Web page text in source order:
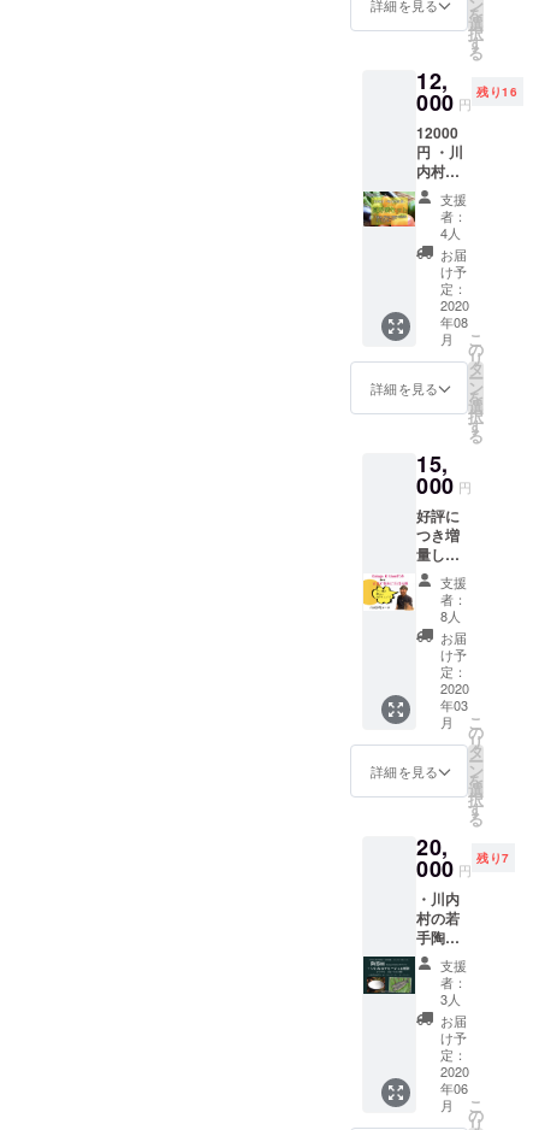
タッフ
として
る権利
の有効
期限は
2021年
5月末で
す。 ※
災害等
により
営業不
可能と
なった
場合の
払い戻
しは致
しませ
オリジ
ナルス
サンク
スレ
ターは
指定住
所へお
送りし
ます
（送料
込
み）。
※リター
ンは
2020年
2月1日
から順
けを開
始し、
2月29日
までに
お届け
しま
す。
す。 ※
2月1日
から順
けを開
始し、
2020年
2月29日
までに
お届け
しま
す。 ※
災害等
により
営業不
可能と
場合の
払い戻
ん。
クいわ
な）、
お店で
ご使用
いただ
ける
4000円
分の商
品券、
オリジ
ナルス
テッ
カー、
心を込
めたサ
ンクス
レター
指定住
所へお
送りし
ます
（送料
込
み）。
※出店情
報はあ
らかじ
めお店
のSNS
よりご
確認く
ださ
商品券
の有効
5月末ま
でで
す。 ※
リター
ンは
2020年
2月1日
から順
次お届
けを開
始し、
2020年
2月29日
までに
お届け
券 ・オ
リジナ
テッ
カー ・
サンク
スレ
ター 福
島県田
村市の
クラフ
トビー
ル飲み
比べ
セッ
ト、お
店でご
使用い
ただけ
る4000
リジナ
ルス
テッ
カー、
心を込
めたサ
ンクス
レター
をお送
りしま
す。 ※
飲み比
べセッ
トの内
容はこ
ちらで
ご用意
す。 ※
指定住
所へお
送りし
ます
（送料
込
み）。
※出店情
報はあ
らかじ
めお店
のSNS
よりご
確認く
詳細を見る を
選
択
す
る
12,
000 円
残り16
12000
円 ・川
内村
「旬の
野菜
便」夏
野菜
セット
Kokage
Kitchen
5000円
分商品
券 ・オ
リジナ
ルス
カー ・
サンク
スレ
ター 川
内村の
旬の夏
野菜
セッ
ト、お
店でご
使用い
ただけ
る5000
円分の
商品
券、オ
リジナ
心を込
めたサ
ンクス
レター
をお送
りしま
す。 ※
指定住
所へお
送りし
ます
（送料
み）。
※出店情
支援
者：
4人
お届
け予
定：
2020
年08
月
詳細を見る
こ
の
リ
タ
ー
ン
を
選
択
す
る
15,
000 円
好評に
つき増
量しま
した！
笑 ・
Kokage
Kitchen
代表大
島と
もっと
飲みに
行ける
券 ・オ
リジナ
ルス
テッ
サンク
スレ
ター 代
表の大
島と
もっと
飲みに
行きま
しょ
う！ プ
ラス、
オリジ
ナルス
テッ
カー、
支援
者：
8人
お届
け予
定：
2020
年03
月
詳細を見る
こ
の
リ
タ
ー
ン
を
選
択
す
る
20,
000 円
残り7
・川内
村の若
手陶芸
家「志
賀風
夏」さ
ん(土志
工房)に
よる陶
器皿 ・
いわな
のア
支援
者：
3人
お届
け予
定：
2020
年06
月
こ
の
リ